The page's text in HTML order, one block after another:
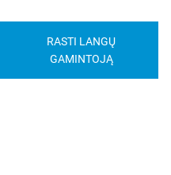
RASTI LANGŲ
GAMINTOJĄ